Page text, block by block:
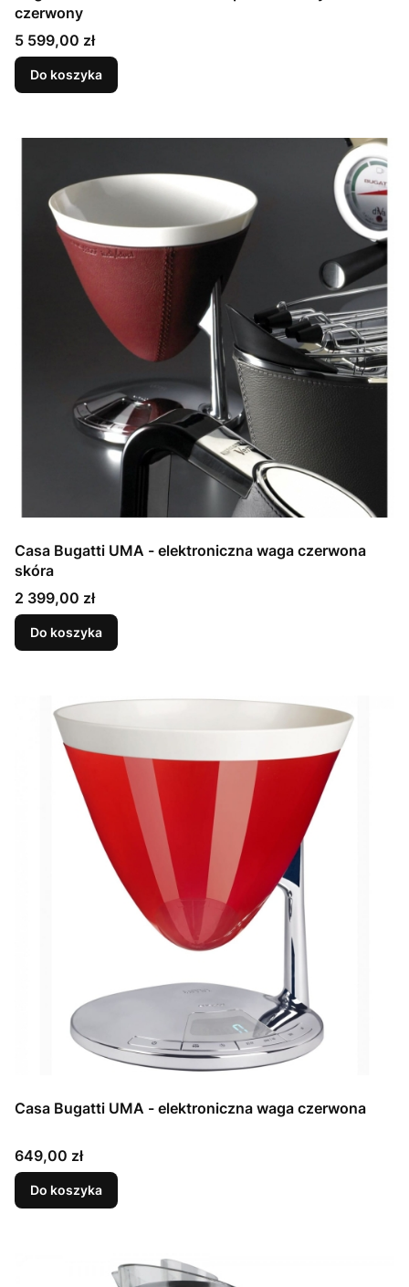
czerwony
Cena
5 599,00 zł
Do koszyka
Casa Bugatti UMA - elektroniczna waga czerwona
skóra
Cena
2 399,00 zł
Do koszyka
Casa Bugatti UMA - elektroniczna waga czerwona
Cena
649,00 zł
Do koszyka